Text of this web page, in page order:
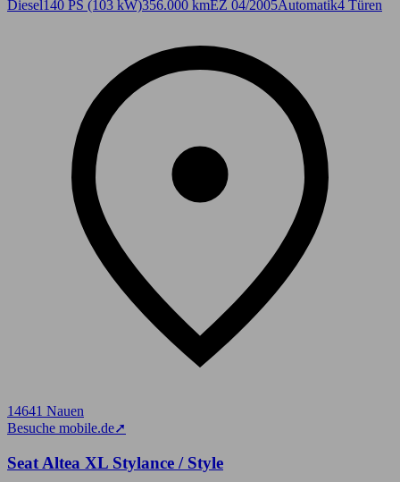
Diesel140 PS (103 kW)356.000 kmEZ 04/2005Automatik4 Türen
14641 Nauen
Besuche mobile.de➚
Seat Altea XL Stylance / Style